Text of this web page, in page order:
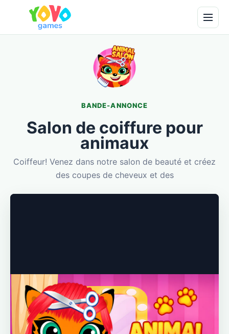
BANDE-ANNONCE
Salon de coiffure pour
animaux
Coiffeur! Venez dans notre salon de beauté et créez
des coupes de cheveux et des